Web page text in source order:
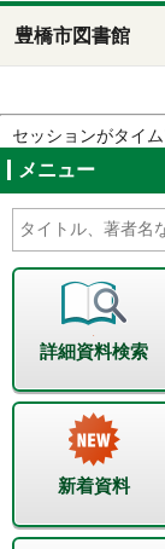
豊橋市図書館
セッションがタイ
メニュー
詳細資料検索
新着資料